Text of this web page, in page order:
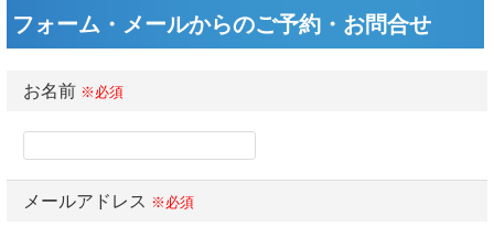
フォーム・メールからのご予約・お問合せ
お名前 ※必須
メールアドレス ※必須